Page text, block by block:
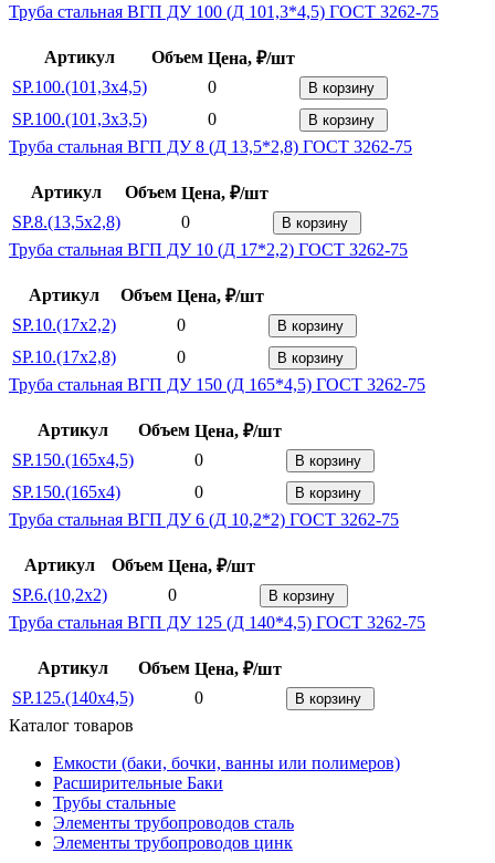
Труба стальная ВГП ДУ 100 (Д 101,3*4,5) ГОСТ 3262-75
Артикул Объем Цена, ₽/шт
SP.100.(101,3x4,5)
0 В корзину
SP.100.(101,3x3,5) 0 В корзину
Труба стальная ВГП ДУ 8 (Д 13,5*2,8) ГОСТ 3262-75
Артикул Объем Цена, ₽/шт
SP.8.(13,5x2,8)
0 В корзину
Труба стальная ВГП ДУ 10 (Д 17*2,2) ГОСТ 3262-75
Артикул Объем Цена, ₽/шт
SP.10.(17x2,2)
0 В корзину
SP.10.(17x2,8) 0 В корзину
Труба стальная ВГП ДУ 150 (Д 165*4,5) ГОСТ 3262-75
Артикул Объем Цена, ₽/шт
SP.150.(165x4,5)
0 В корзину
SP.150.(165x4) 0 В корзину
Труба стальная ВГП ДУ 6 (Д 10,2*2) ГОСТ 3262-75
Артикул Объем Цена, ₽/шт
SP.6.(10,2x2)
0 В корзину
Труба стальная ВГП ДУ 125 (Д 140*4,5) ГОСТ 3262-75
Артикул Объем Цена, ₽/шт
SP.125.(140x4,5)
0 В корзину
Каталог товаров
Емкости (баки, бочки, ванны или полимеров)
Расширительные Баки
Трубы стальные
Элементы трубопроводов сталь
Элементы трубопроводов цинк